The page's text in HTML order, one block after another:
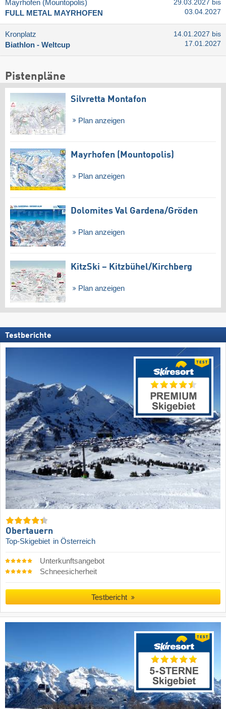
Mayrhofen (Mountopolis)
FULL METAL MAYRHOFEN
29.03.2027 bis
03.04.2027
Kronplatz
Biathlon - Weltcup
14.01.2027 bis
17.01.2027
Pistenpläne
Silvretta Montafon
Plan anzeigen
Mayrhofen (Mountopolis)
Plan anzeigen
Dolomites Val Gardena/​Gröden
Plan anzeigen
KitzSki – Kitzbühel/​Kirchberg
Plan anzeigen
Testberichte
Obertauern
Top-Skigebiet in Österreich
Unterkunftsangebot
Schneesicherheit
Testbericht